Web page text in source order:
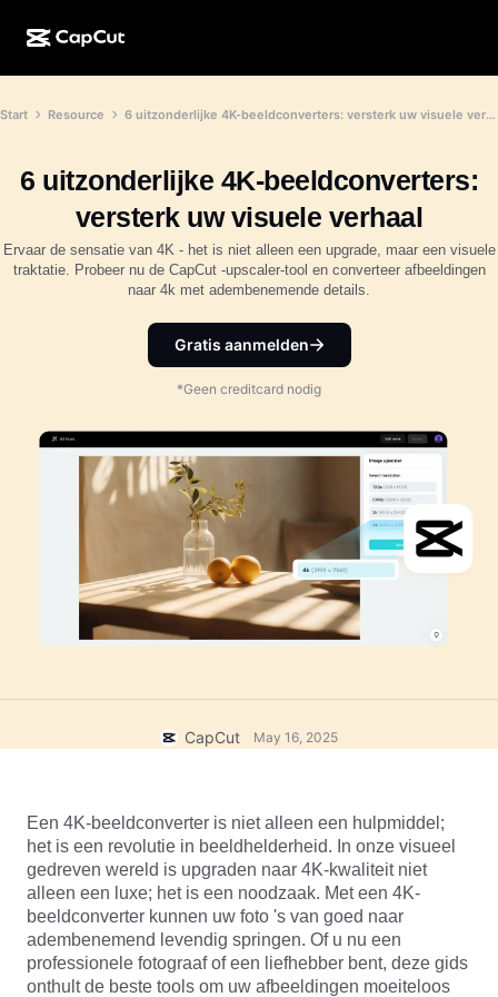
CapCut Desktop
CapCut Online
CapCut Pad
CapCut Mobiel
AI-creatie
AI-videogenerator
AI-afbeeldingengenerator
AI-afbeeldingsverbeteraar
Dreamina Seedance 2.5
Nano Banana Pro
Gemini Omni
Automatische ondertitels
Spraakherkenning
Tekst-naar-spraak
Spraak verbeteren
Ruis verminderen
Afbeelding
Functies
Video-editor en -generator
Afbeeldingseditor en -generator
Spraakgenerator en -editor
Toepassingen
Sociale media
Marketing
Lifestyle en vlogs
Aangepast ontwerp
Bronnen
Markttrends
Topkeuzes
Sjabloontrends en -tips
Meer
Sjablonen voor sociale media
Feestdagensjablonen
Meer
Jubileumsjablonen
Effectsjablonen
Zakelijke sjablonen
Branchesjablonen
Samenvattingssjablonen
Over
Initiatieven
Partners
Pioniersprogramma
Creatief partnerprogramma
Vertrouwenscentrum
Hulpcentrum
CapCut openen
Start Resource 6 uitzonderlijke 4K-beeldconverters: versterk uw visuele verhaal
6 uitzonderlijke 4K-beeldconverters:
versterk uw visuele verhaal
Ervaar de sensatie van 4K - het is niet alleen een upgrade, maar een visuele
traktatie. Probeer nu de CapCut -upscaler-tool en converteer afbeeldingen
naar 4k met adembenemende details.
Gratis aanmelden
*Geen creditcard nodig
CapCut May 16, 2025
Een 4K-beeldconverter is niet alleen een hulpmiddel;
het is een revolutie in beeldhelderheid. In onze visueel
gedreven wereld is upgraden naar 4K-kwaliteit niet
alleen een luxe; het is een noodzaak. Met een 4K-
beeldconverter kunnen uw foto 's van goed naar
adembenemend levendig springen. Of u nu een
professionele fotograaf of een liefhebber bent, deze gids
onthult de beste tools om uw afbeeldingen moeiteloos